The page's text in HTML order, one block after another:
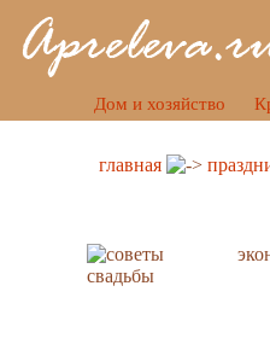
Дом и хозяйство
главная